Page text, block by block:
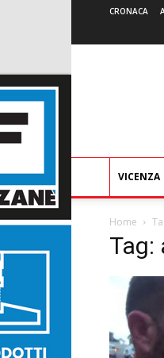
CRONACA
VICENZA
Home
Tag: